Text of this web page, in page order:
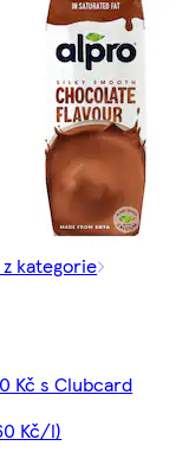
kategorie
Kč s Clubcard
Kč/l)